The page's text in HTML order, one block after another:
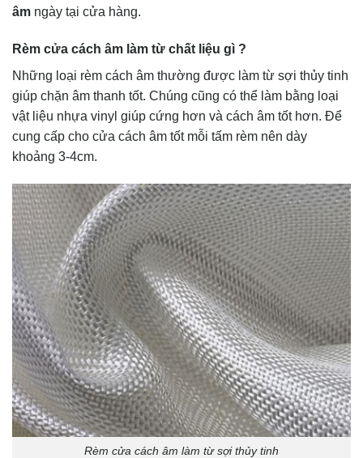
âm ngày tại cửa hàng.
Rèm cửa cách âm làm từ chất liệu gì ?
Những loại rèm cách âm thường được làm từ sợi thủy tinh
giúp chặn âm thanh tốt. Chúng cũng có thể làm bằng loại
vật liệu nhựa vinyl giúp cứng hơn và cách âm tốt hơn. Để
cung cấp cho cửa cách âm tốt mỗi tấm rèm nên dày
khoảng 3-4cm.
Rèm cửa cách âm làm từ sợi thủy tinh